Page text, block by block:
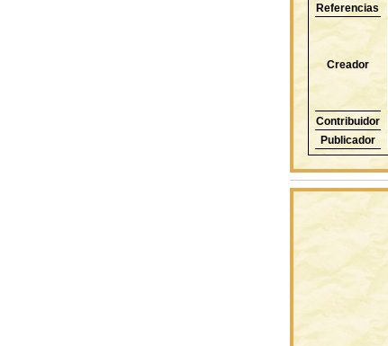
Referencias
Creador
Contribuidor
Publicador